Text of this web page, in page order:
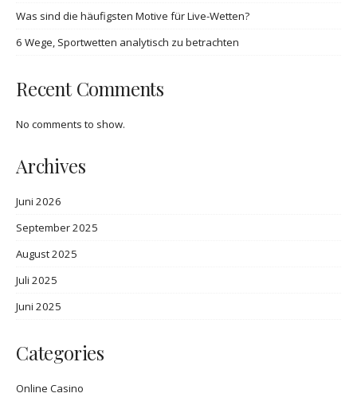
Was sind die häufigsten Motive für Live-Wetten?
6 Wege, Sportwetten analytisch zu betrachten
Recent Comments
No comments to show.
Archives
Juni 2026
September 2025
August 2025
Juli 2025
Juni 2025
Categories
Online Casino